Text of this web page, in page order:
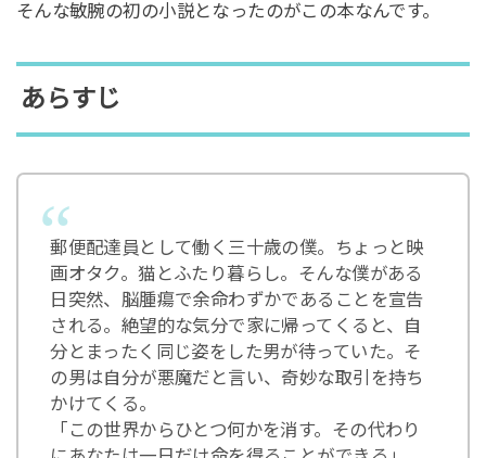
そんな敏腕の初の小説となったのがこの本なんです。
あらすじ
郵便配達員として働く三十歳の僕。ちょっと映
画オタク。猫とふたり暮らし。そんな僕がある
日突然、脳腫瘍で余命わずかであることを宣告
される。絶望的な気分で家に帰ってくると、自
分とまったく同じ姿をした男が待っていた。そ
の男は自分が悪魔だと言い、奇妙な取引を持ち
かけてくる。
「この世界からひとつ何かを消す。その代わり